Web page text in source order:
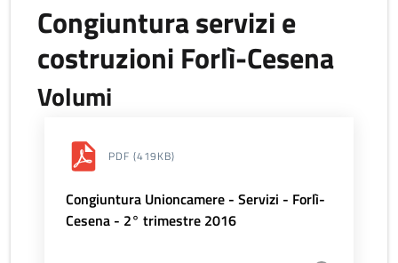
Congiuntura servizi e
costruzioni Forlì-Cesena
Volumi
PDF (419KB)
Congiuntura Unioncamere - Servizi - Forlì-
Cesena - 2° trimestre 2016